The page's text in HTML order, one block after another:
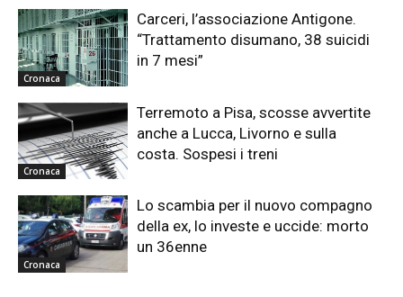
Cronaca
Carceri, l’associazione Antigone.
“Trattamento disumano, 38 suicidi
in 7 mesi”
Cronaca
Terremoto a Pisa, scosse avvertite
anche a Lucca, Livorno e sulla
costa. Sospesi i treni
Cronaca
Lo scambia per il nuovo compagno
della ex, lo investe e uccide: morto
un 36enne